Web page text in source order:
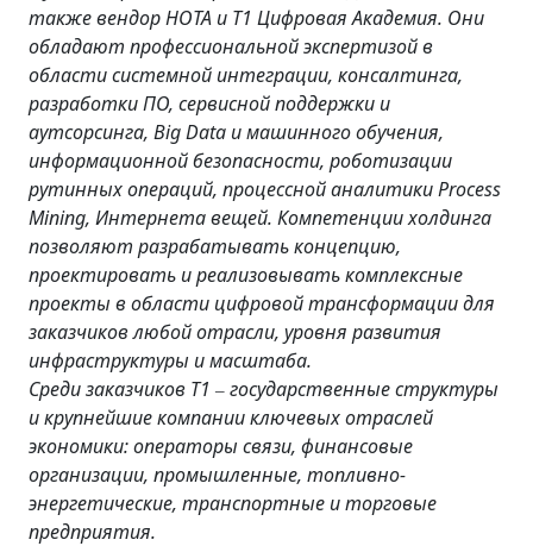
также вендор НОТА и Т1 Цифровая Академия. Они
обладают профессиональной экспертизой в
области системной интеграции, консалтинга,
разработки ПО, сервисной поддержки и
аутсорсинга, Big Data и машинного обучения,
информационной безопасности, роботизации
рутинных операций, процессной аналитики Process
Mining, Интернета вещей. Компетенции холдинга
позволяют разрабатывать концепцию,
проектировать и реализовывать комплексные
проекты в области цифровой трансформации для
заказчиков любой отрасли, уровня развития
инфраструктуры и масштаба.
Среди заказчиков Т1 – государственные структуры
и крупнейшие компании ключевых отраслей
экономики: операторы связи, финансовые
организации, промышленные, топливно-
энергетические, транспортные и торговые
предприятия.